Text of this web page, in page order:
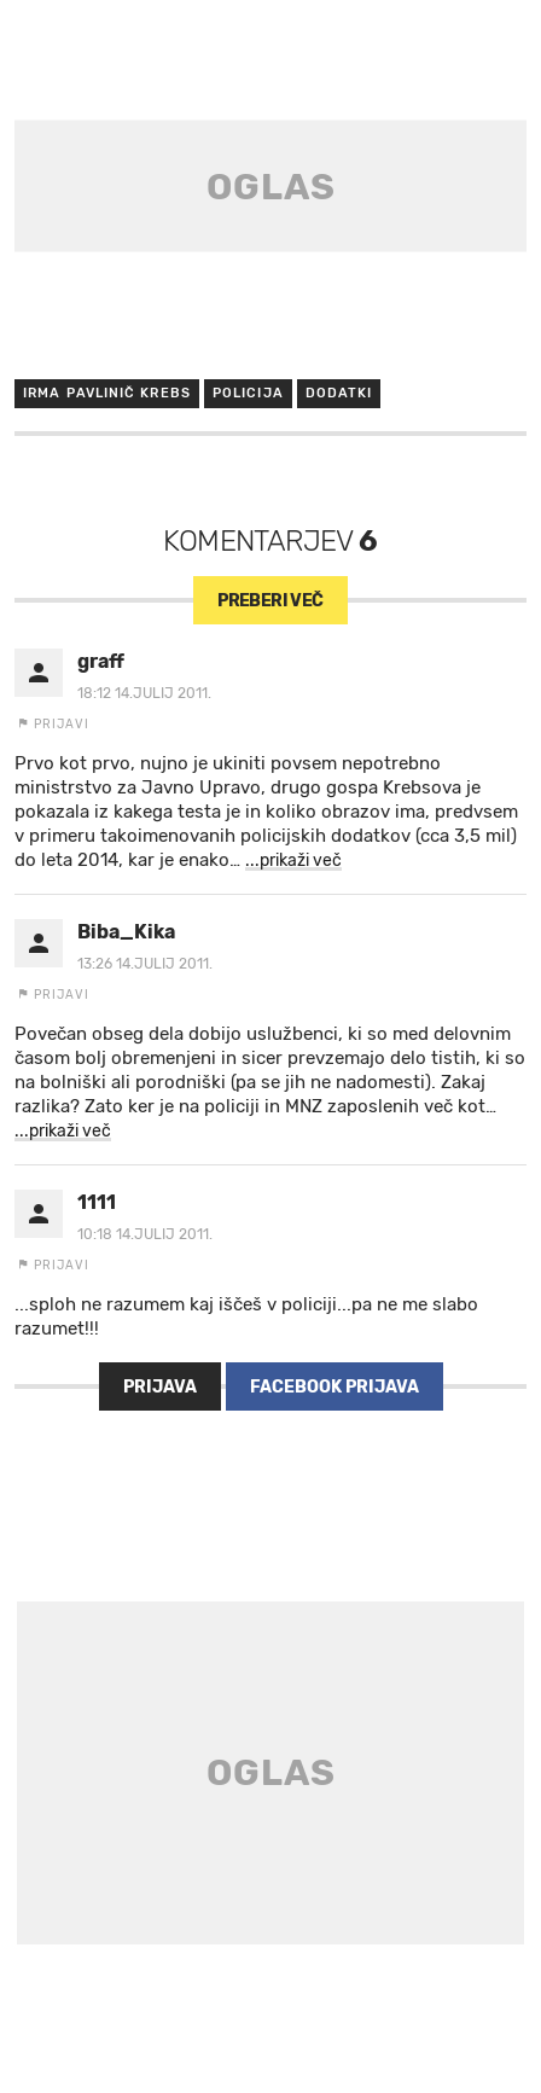
IRMA PAVLINIČ KREBS POLICIJA DODATKI
KOMENTARJEV6
PREBERI VEČ
graff
18:12 14.JULIJ 2011.
PRIJAVI
Prvo kot prvo, nujno je ukiniti povsem nepotrebno
ministrstvo za Javno Upravo, drugo gospa Krebsova je
pokazala iz kakega testa je in koliko obrazov ima, predvsem
v primeru takoimenovanih policijskih dodatkov (cca 3,5 mil)
do leta 2014, kar je enako… ...prikaži več
Biba_Kika
13:26 14.JULIJ 2011.
PRIJAVI
Povečan obseg dela dobijo uslužbenci, ki so med delovnim
časom bolj obremenjeni in sicer prevzemajo delo tistih, ki so
na bolniški ali porodniški (pa se jih ne nadomesti). Zakaj
razlika? Zato ker je na policiji in MNZ zaposlenih več kot…
...prikaži več
1111
10:18 14.JULIJ 2011.
PRIJAVI
...sploh ne razumem kaj iščeš v policiji...pa ne me slabo
razumet!!!
PRIJAVA FACEBOOK PRIJAVA